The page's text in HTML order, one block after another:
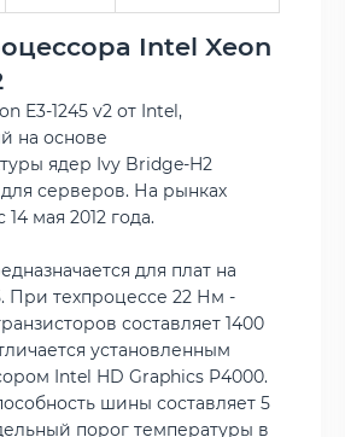
Intel Xeon
E3-1245 v2 от Intel,
на основе
ядер Ivy Bridge-H2
серверов. На рынках
мая 2012 года.
для плат на
При техпроцессе 22 Нм -
составляет 1400
установленным
Intel HD Graphics P4000.
шины составляет 5
порог температуры в